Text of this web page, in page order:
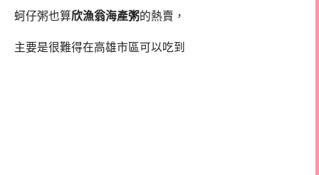
蚵仔粥也算欣漁翁海產粥的熱賣，
主要是很難得在高雄市區可以吃到